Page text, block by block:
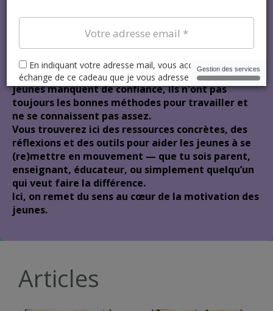
Bienvenue sur mon
blog!
Ce blog est né d’un constat simple : beaucoup de
jeunes manquent de confiance, ils n'ont pas
toujours les bonnes méthodes pour travailler et
ne se connaissent pas assez.
Vous trouverez ici des ressources concrètes, des
réflexions et des outils pour aider les jeunes à se
(re)mettre en mouvement — que tu sois parent,
enseignant, éducateur, ou simplement quelqu’un
qui veut faire la différence.
Ici, on remet du sens au cœur de la motivation des
jeunes.
Articles